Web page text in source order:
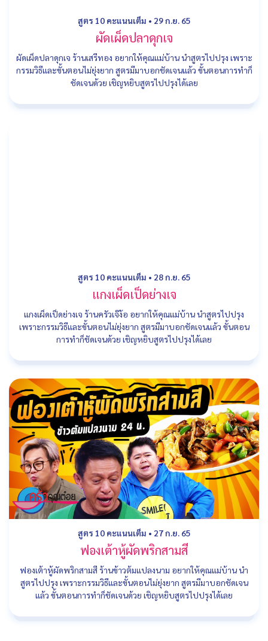
สูตร 10 คะแนนเต็ม • 29 ก.ย. 65
ผัดเผ็ดปลาดุกเจ
ผัดเผ็ดปลาดุกเจ ร้านเสรีทอง อยากให้คุณแม่บ้าน นำสูตรไปปรุง เพราะ
กรรมวิธีและขั้นตอนไม่ยุ่งยาก สูตรมีมาบอกชัดเจนแล้ว ขั้นตอนการทำก็
ชัดเจนด้วย เชิญหยิบสูตรไปปรุงได้เลย
สูตร 10 คะแนนเต็ม • 28 ก.ย. 65
แกงเผ็ดเป็ดย่างเจ
แกงเผ็ดเป็ดย่างเจ ร้านครัวเจ๊ง้อ อยากให้คุณแม่บ้าน นำสูตรไปปรุง
เพราะกรรมวิธีและขั้นตอนไม่ยุ่งยาก สูตรมีมาบอกชัดเจนแล้ว ขั้นตอน
การทำก็ชัดเจนด้วย เชิญหยิบสูตรไปปรุงได้เลย
สูตร 10 คะแนนเต็ม • 27 ก.ย. 65
ฟองเต้าหู้ผัดพริกสามสี
ฟองเต้าหู้ผัดพริกสามสี ร้านข้าวต้มแปลงนาม อยากให้คุณแม่บ้าน นำ
สูตรไปปรุง เพราะกรรมวิธีและขั้นตอนไม่ยุ่งยาก สูตรมีมาบอกชัดเจน
แล้ว ขั้นตอนการทำก็ชัดเจนด้วย เชิญหยิบสูตรไปปรุงได้เลย